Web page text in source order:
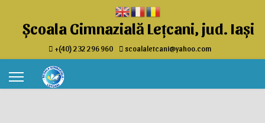
Școala Gimnazială Lețcani, jud. Iași
+(40) 232 296 960 scoalaletcani@yahoo.com